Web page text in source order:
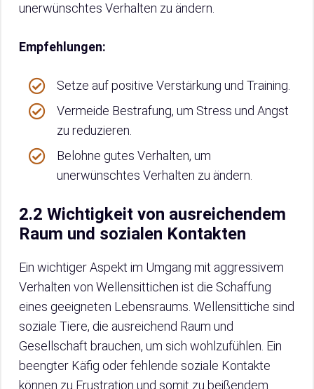
unerwünschtes Verhalten zu ändern.
Empfehlungen:
Setze auf positive Verstärkung und Training.
Vermeide Bestrafung, um Stress und Angst
zu reduzieren.
Belohne gutes Verhalten, um
unerwünschtes Verhalten zu ändern.
2.2 Wichtigkeit von ausreichendem
Raum und sozialen Kontakten
Ein wichtiger Aspekt im Umgang mit aggressivem
Verhalten von Wellensittichen ist die Schaffung
eines geeigneten Lebensraums. Wellensittiche sind
soziale Tiere, die ausreichend Raum und
Gesellschaft brauchen, um sich wohlzufühlen. Ein
beengter Käfig oder fehlende soziale Kontakte
können zu Frustration und somit zu beißendem